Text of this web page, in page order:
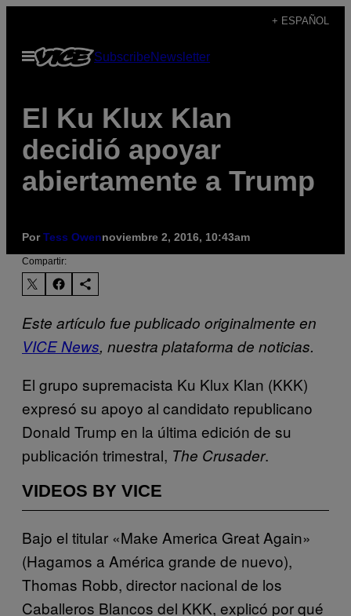
contenido
+ ESPAÑOL
Abrir
Menú
SubscribeNewsletter
El Ku Klux Klan
decidió apoyar
abiertamente a Trump
PorTess Owennoviembre 2, 2016, 10:43am
Compartir:
Este artículo fue publicado originalmente en
VICE News, nuestra plataforma de noticias.
El grupo supremacista Ku Klux Klan (KKK)
expresó su apoyo al candidato republicano
Donald Trump en la última edición de su
publicación trimestral, The Crusader.
VIDEOS BY VICE
Bajo el titular «Make America Great Again»
(Hagamos a América grande de nuevo),
Thomas Robb, director nacional de los
Caballeros Blancos del KKK, explicó por qué